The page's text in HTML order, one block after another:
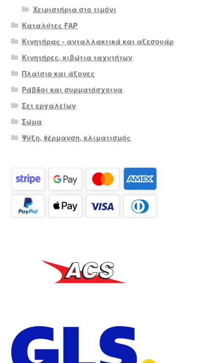
Χειριστήρια στο τιμόνι
Καταλύτες FAP
Κινητήρας - ανταλλακτικά και αξεσουάρ
Κινητήρες, κιβώτια ταχυτήτων
Πλαίσιο και άξονες
Ράβδοι και συρματόσχοινα
Σετ εργαλείων
Σώμα
Ψύξη, θέρμανση, κλιματισμός